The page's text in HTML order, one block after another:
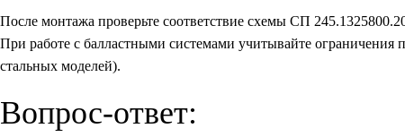
После монтажа проверьте соответствие схемы СП
При работе с балластными системами учитывайте
стальных моделей).
Вопрос-ответ: